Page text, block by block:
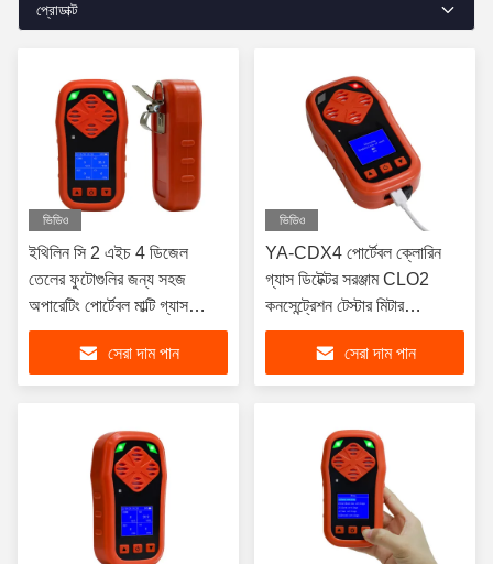
প্রোডাক্ট
ভিডিও
ইথিলিন সি 2 এইচ 4 ডিজেল
তেলের ফুটোগুলির জন্য সহজ
অপারেটিং পোর্টেবল মাল্টি গ্যাস
ডিটেক্টর
সেরা দাম পান
ভিডিও
YA-CDX4 পোর্টেবল ক্লোরিন
গ্যাস ডিটেক্টর সরঞ্জাম CLO2
কনসেন্ট্রেশন টেস্টার মিটার
অ্যানালাইজার
সেরা দাম পান